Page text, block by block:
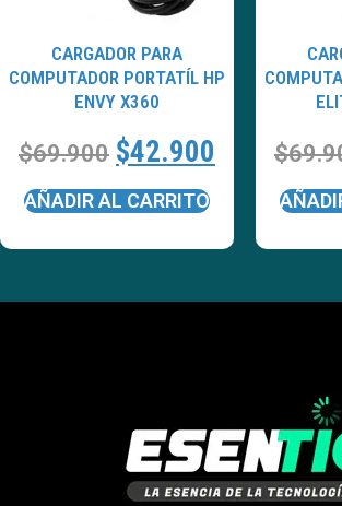
CARGADOR PARA
COMPUTADOR PORTATÍL HP
ENVY X360
$69.900 $42.900
AÑADIR AL CARRITO
$